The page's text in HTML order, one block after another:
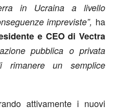
in Ucraina a livello
impreviste”, ha
e CEO di Vectra
pubblica o privata
un semplice
attivamente i nuovi